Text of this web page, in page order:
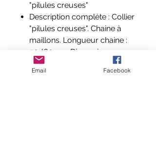
"pilules creuses"
Description complète : Collier
"pilules creuses". Chaine à
maillons. Longueur chaine :
50/60 cm. Dimension
pendentif : 9,4 mm x 29 mm
Composition et labels : Acier
Email Facebook